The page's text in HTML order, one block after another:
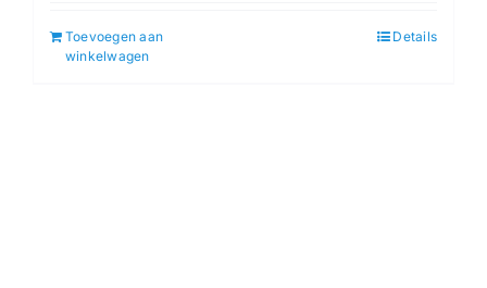
Toevoegen aan
winkelwagen
Details